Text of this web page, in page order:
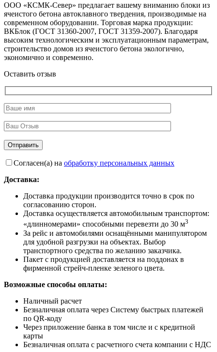
ООО «КСМК-Север» предлагает вашему вниманию блоки из
ячеистого бетона автоклавного твердения, производимые на
современном оборудовании. Торговая марка продукции:
ВКБлок (ГОСТ 31360-2007, ГОСТ 31359-2007). Благодаря
высоким технологическим и эксплуатационным параметрам,
строительство домов из ячеистого бетона экологично,
экономично и современно.
Оставить отзыв
Согласен(а) на обработку персональных данных
Доставка:
Доставка продукции производится точно в срок по
согласованию сторон.
Доставка осуществляется автомобильным транспортом:
«длинномерами» способными перевезти до 30 м3
За рейс и автомобилями оснащёнными манипулятором
для удобной разгрузки на объектах. Выбор
транспортного средства по желанию заказчика.
Пакет с продукцией доставляется на поддонах в
фирменной стрейч-пленке зеленого цвета.
Возможные способы оплаты:
Наличный расчет
Безналичная оплата через Систему быстрых платежей
по QR-коду
Через приложение банка в том числе и с кредитной
карты
Безналичная оплата с расчетного счета компании с НДС